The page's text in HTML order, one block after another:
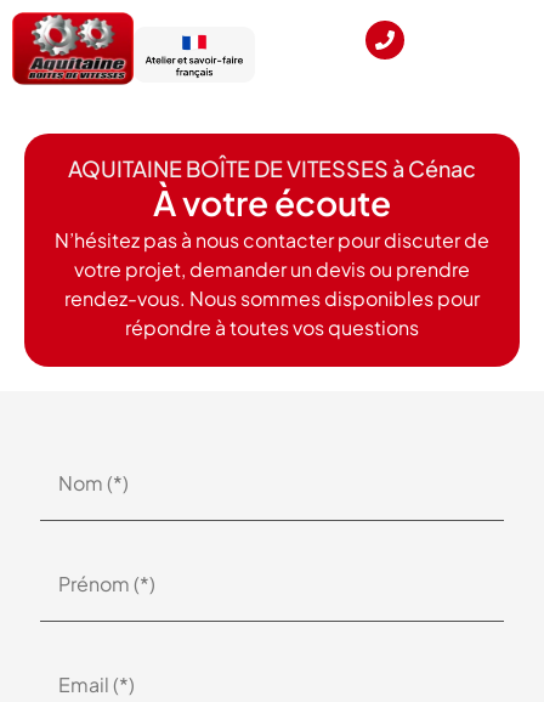
AQUITAINE BOÎTE DE VITESSES à Cénac
À votre écoute
N’hésitez pas à nous contacter pour discuter de
votre projet, demander un devis ou prendre
rendez-vous. Nous sommes disponibles pour
répondre à toutes vos questions